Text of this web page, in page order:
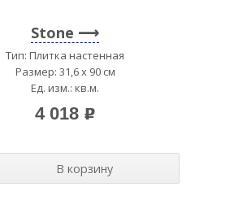
Stone
Тип: Плитка настенная
Размер: 31,6 x 90 см
Ед. изм.: кв.м.
4 018 p